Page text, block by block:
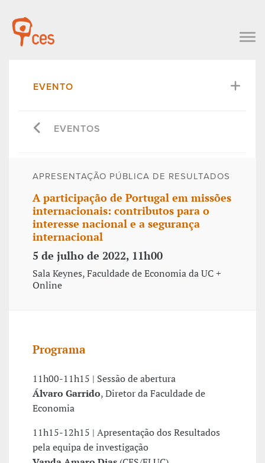
EVENTO
EVENTOS
APRESENTAÇÃO PÚBLICA DE RESULTADOS
A participação de Portugal em missões
internacionais: contributos para o
interesse nacional e a segurança
internacional
5 de julho de 2022, 11h00
Sala Keynes, Faculdade de Economia da UC +
Online
Programa
11h00-11h15 | Sessão de abertura
Álvaro Garrido, Diretor da Faculdade de
Economia
11h15-12h15 | Apresentação dos Resultados
pela equipa de investigação